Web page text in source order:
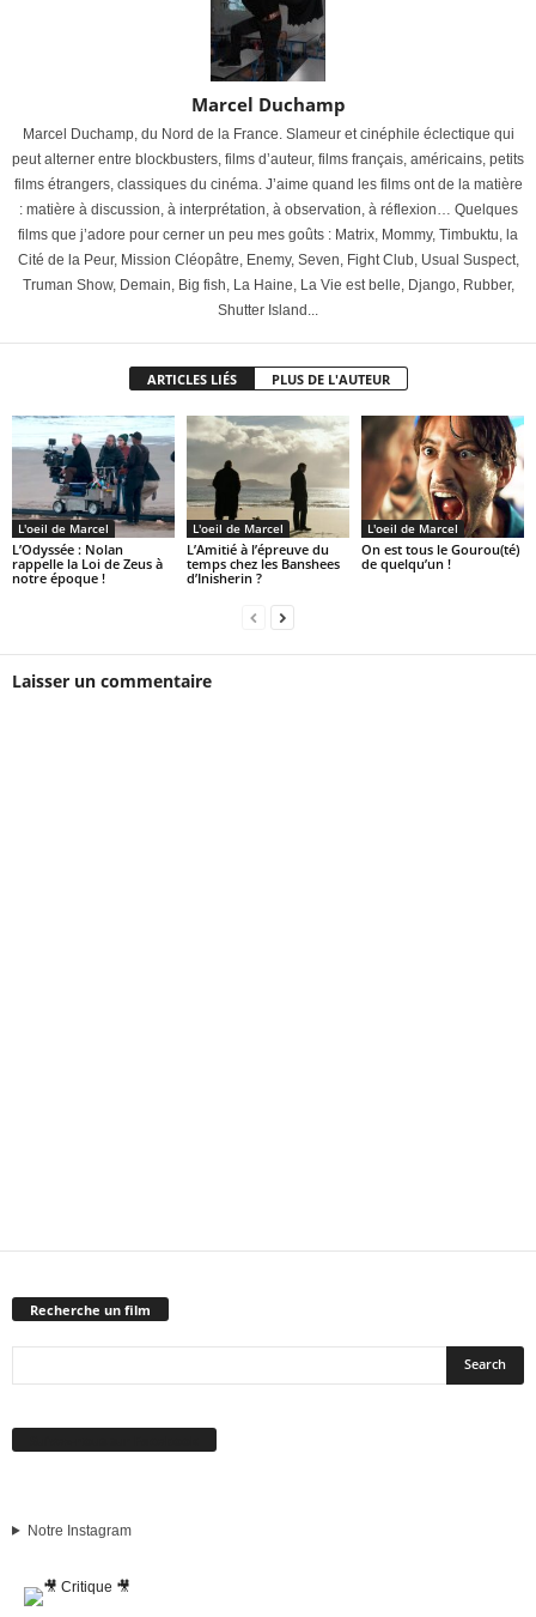
Marcel Duchamp
Marcel Duchamp, du Nord de la France. Slameur et cinéphile éclectique qui
peut alterner entre blockbusters, films d’auteur, films français, américains, petits
films étrangers, classiques du cinéma. J’aime quand les films ont de la matière
: matière à discussion, à interprétation, à observation, à réflexion… Quelques
films que j’adore pour cerner un peu mes goûts : Matrix, Mommy, Timbuktu, la
Cité de la Peur, Mission Cléopâtre, Enemy, Seven, Fight Club, Usual Suspect,
Truman Show, Demain, Big fish, La Haine, La Vie est belle, Django, Rubber,
Shutter Island...
ARTICLES LIÉS PLUS DE L'AUTEUR
L'oeil de Marcel
L’Odyssée : Nolan
rappelle la Loi de Zeus à
notre époque !
L'oeil de Marcel
L’Amitié à l’épreuve du
temps chez les Banshees
d’Inisherin ?
L'oeil de Marcel
On est tous le Gourou(té)
de quelqu’un !
Laisser un commentaire
Recherche un film
Notre Instagram